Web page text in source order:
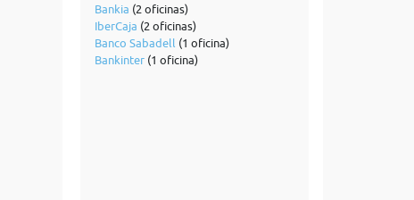
Bankia (2 oficinas)
IberCaja (2 oficinas)
Banco Sabadell (1 oficina)
Bankinter(1 oficina)